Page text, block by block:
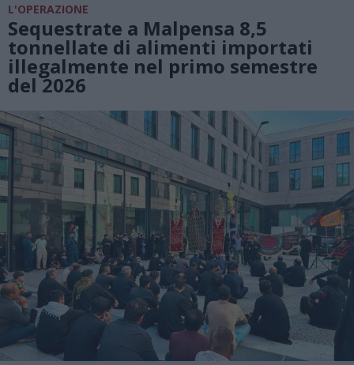
L'OPERAZIONE
Sequestrate a Malpensa 8,5
tonnellate di alimenti importati
illegalmente nel primo semestre
del 2026